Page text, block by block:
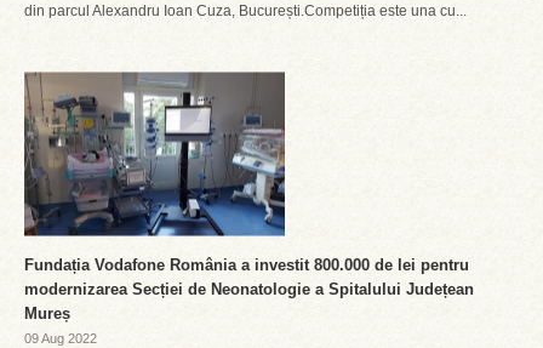
din parcul Alexandru Ioan Cuza, București.Competiția este una cu...
Fundația Vodafone România a investit 800.000 de lei pentru
modernizarea Secției de Neonatologie a Spitalului Județean
Mureș
09 Aug 2022